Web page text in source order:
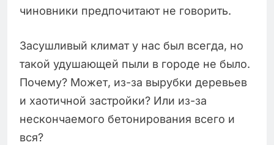
чиновники предпочитают не говорить.
Засушливый климат у нас был всегда, но
такой удушающей пыли в городе не было.
Почему? Может, из-за вырубки деревьев
и хаотичной застройки? Или из-за
нескончаемого бетонирования всего и
вся?